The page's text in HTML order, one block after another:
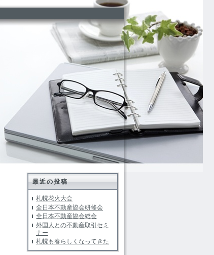
最近の投稿
札幌花火大会
全日本不動産協会研修会
全日本不動産協会総会
外国人との不動産取引セミ
ナー
札幌も春らしくなってきた